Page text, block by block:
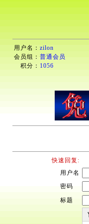
用户名： zilon
会员组： 普通会员
积分： 1056
快速回复:
用户名
密码
标题